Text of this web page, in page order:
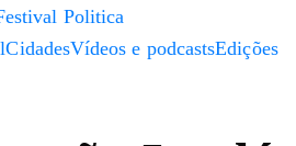
CidadesVídeos e podcastsEdições